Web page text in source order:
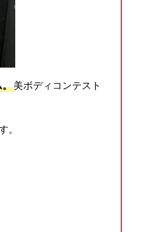
。美ボディコンテスト
。